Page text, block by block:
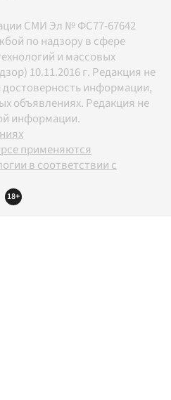
СМИ Эл № ФС77-67642
по надзору в сфере
и массовых
10.11.2016 г. Редакция не
достоверность информации,
объявлениях. Редакция не
информации.
применяются
в соответствии с
18+